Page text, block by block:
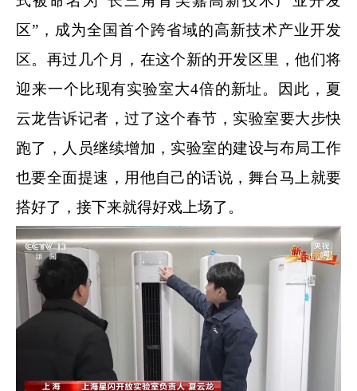
区”，成为全国首个跨省域的高新技术产业开发
区。再过几个月，在这个新的开发区里，他们将
迎来一个比现有实验室大4倍的新址。因此，夏
云龙告诉记者，过了这个春节，实验室要大步快
跑了，人员继续增加，实验室的建设与布局工作
也要全面提速，用他自己的话说，舞台马上就要
搭好了，接下来就得好戏上场了。